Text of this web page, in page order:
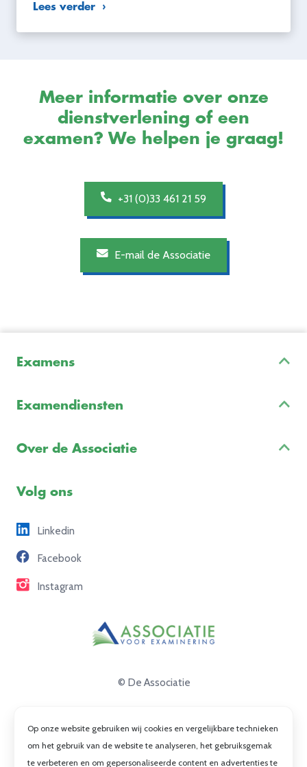
Lees verder
Meer informatie over onze
dienstverlening of een
examen? We helpen je graag!
+31 (0)33 461 21 59
E-mail de Associatie
Examens
Examenreglement
Examendiensten
Over de Associatie
Freelance opdrachten
Partners
Contact
Volg ons
Linkedin
Facebook
Instagram
© De Associatie
Op onze website gebruiken wij cookies en vergelijkbare technieken
om het gebruik van de website te analyseren, het gebruiksgemak
te verbeteren en om gepersonaliseerde content en advertenties te